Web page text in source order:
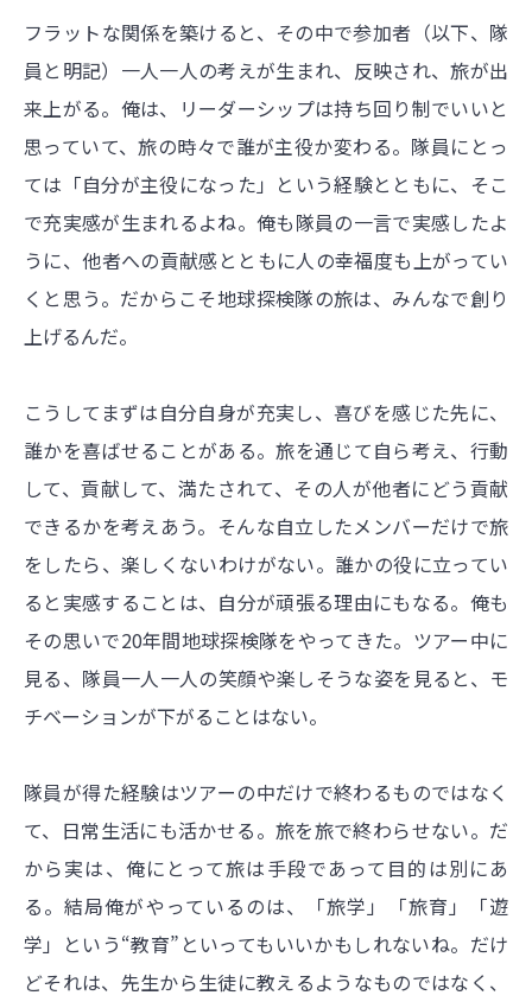
フラットな関係を築けると、その中で参加者（以下、隊
員と明記）一人一人の考えが生まれ、反映され、旅が出
来上がる。俺は、リーダーシップは持ち回り制でいいと
思っていて、旅の時々で誰が主役か変わる。隊員にとっ
ては「自分が主役になった」という経験とともに、そこ
で充実感が生まれるよね。俺も隊員の一言で実感したよ
うに、他者への貢献感とともに人の幸福度も上がってい
くと思う。だからこそ地球探検隊の旅は、みんなで創り
上げるんだ。
こうしてまずは自分自身が充実し、喜びを感じた先に、
誰かを喜ばせることがある。旅を通じて自ら考え、行動
して、貢献して、満たされて、その人が他者にどう貢献
できるかを考えあう。そんな自立したメンバーだけで旅
をしたら、楽しくないわけがない。誰かの役に立ってい
ると実感することは、自分が頑張る理由にもなる。俺も
その思いで20年間地球探検隊をやってきた。ツアー中に
見る、隊員一人一人の笑顔や楽しそうな姿を見ると、モ
チベーションが下がることはない。
隊員が得た経験はツアーの中だけで終わるものではなく
て、日常生活にも活かせる。旅を旅で終わらせない。だ
から実は、俺にとって旅は手段であって目的は別にあ
る。結局俺がやっているのは、「旅学」「旅育」「遊
学」という“教育”といってもいいかもしれないね。だけ
どそれは、先生から生徒に教えるようなものではなく、